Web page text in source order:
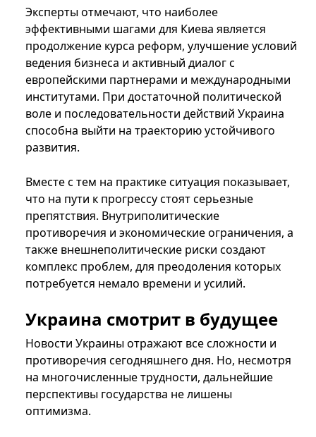
Эксперты отмечают, что наиболее
эффективными шагами для Киева является
продолжение курса реформ, улучшение условий
ведения бизнеса и активный диалог с
европейскими партнерами и международными
институтами. При достаточной политической
воле и последовательности действий Украина
способна выйти на траекторию устойчивого
развития.
Вместе с тем на практике ситуация показывает,
что на пути к прогрессу стоят серьезные
препятствия. Внутриполитические
противоречия и экономические ограничения, а
также внешнеполитические риски создают
комплекс проблем, для преодоления которых
потребуется немало времени и усилий.
Украина смотрит в будущее
Новости Украины отражают все сложности и
противоречия сегодняшнего дня. Но, несмотря
на многочисленные трудности, дальнейшие
перспективы государства не лишены
оптимизма.